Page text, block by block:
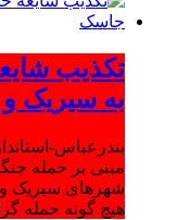
تکذیب
به سیریک
بندرعباس-
مبنی بر حمله
شهرهای سیریک
هیچ گونه حمله